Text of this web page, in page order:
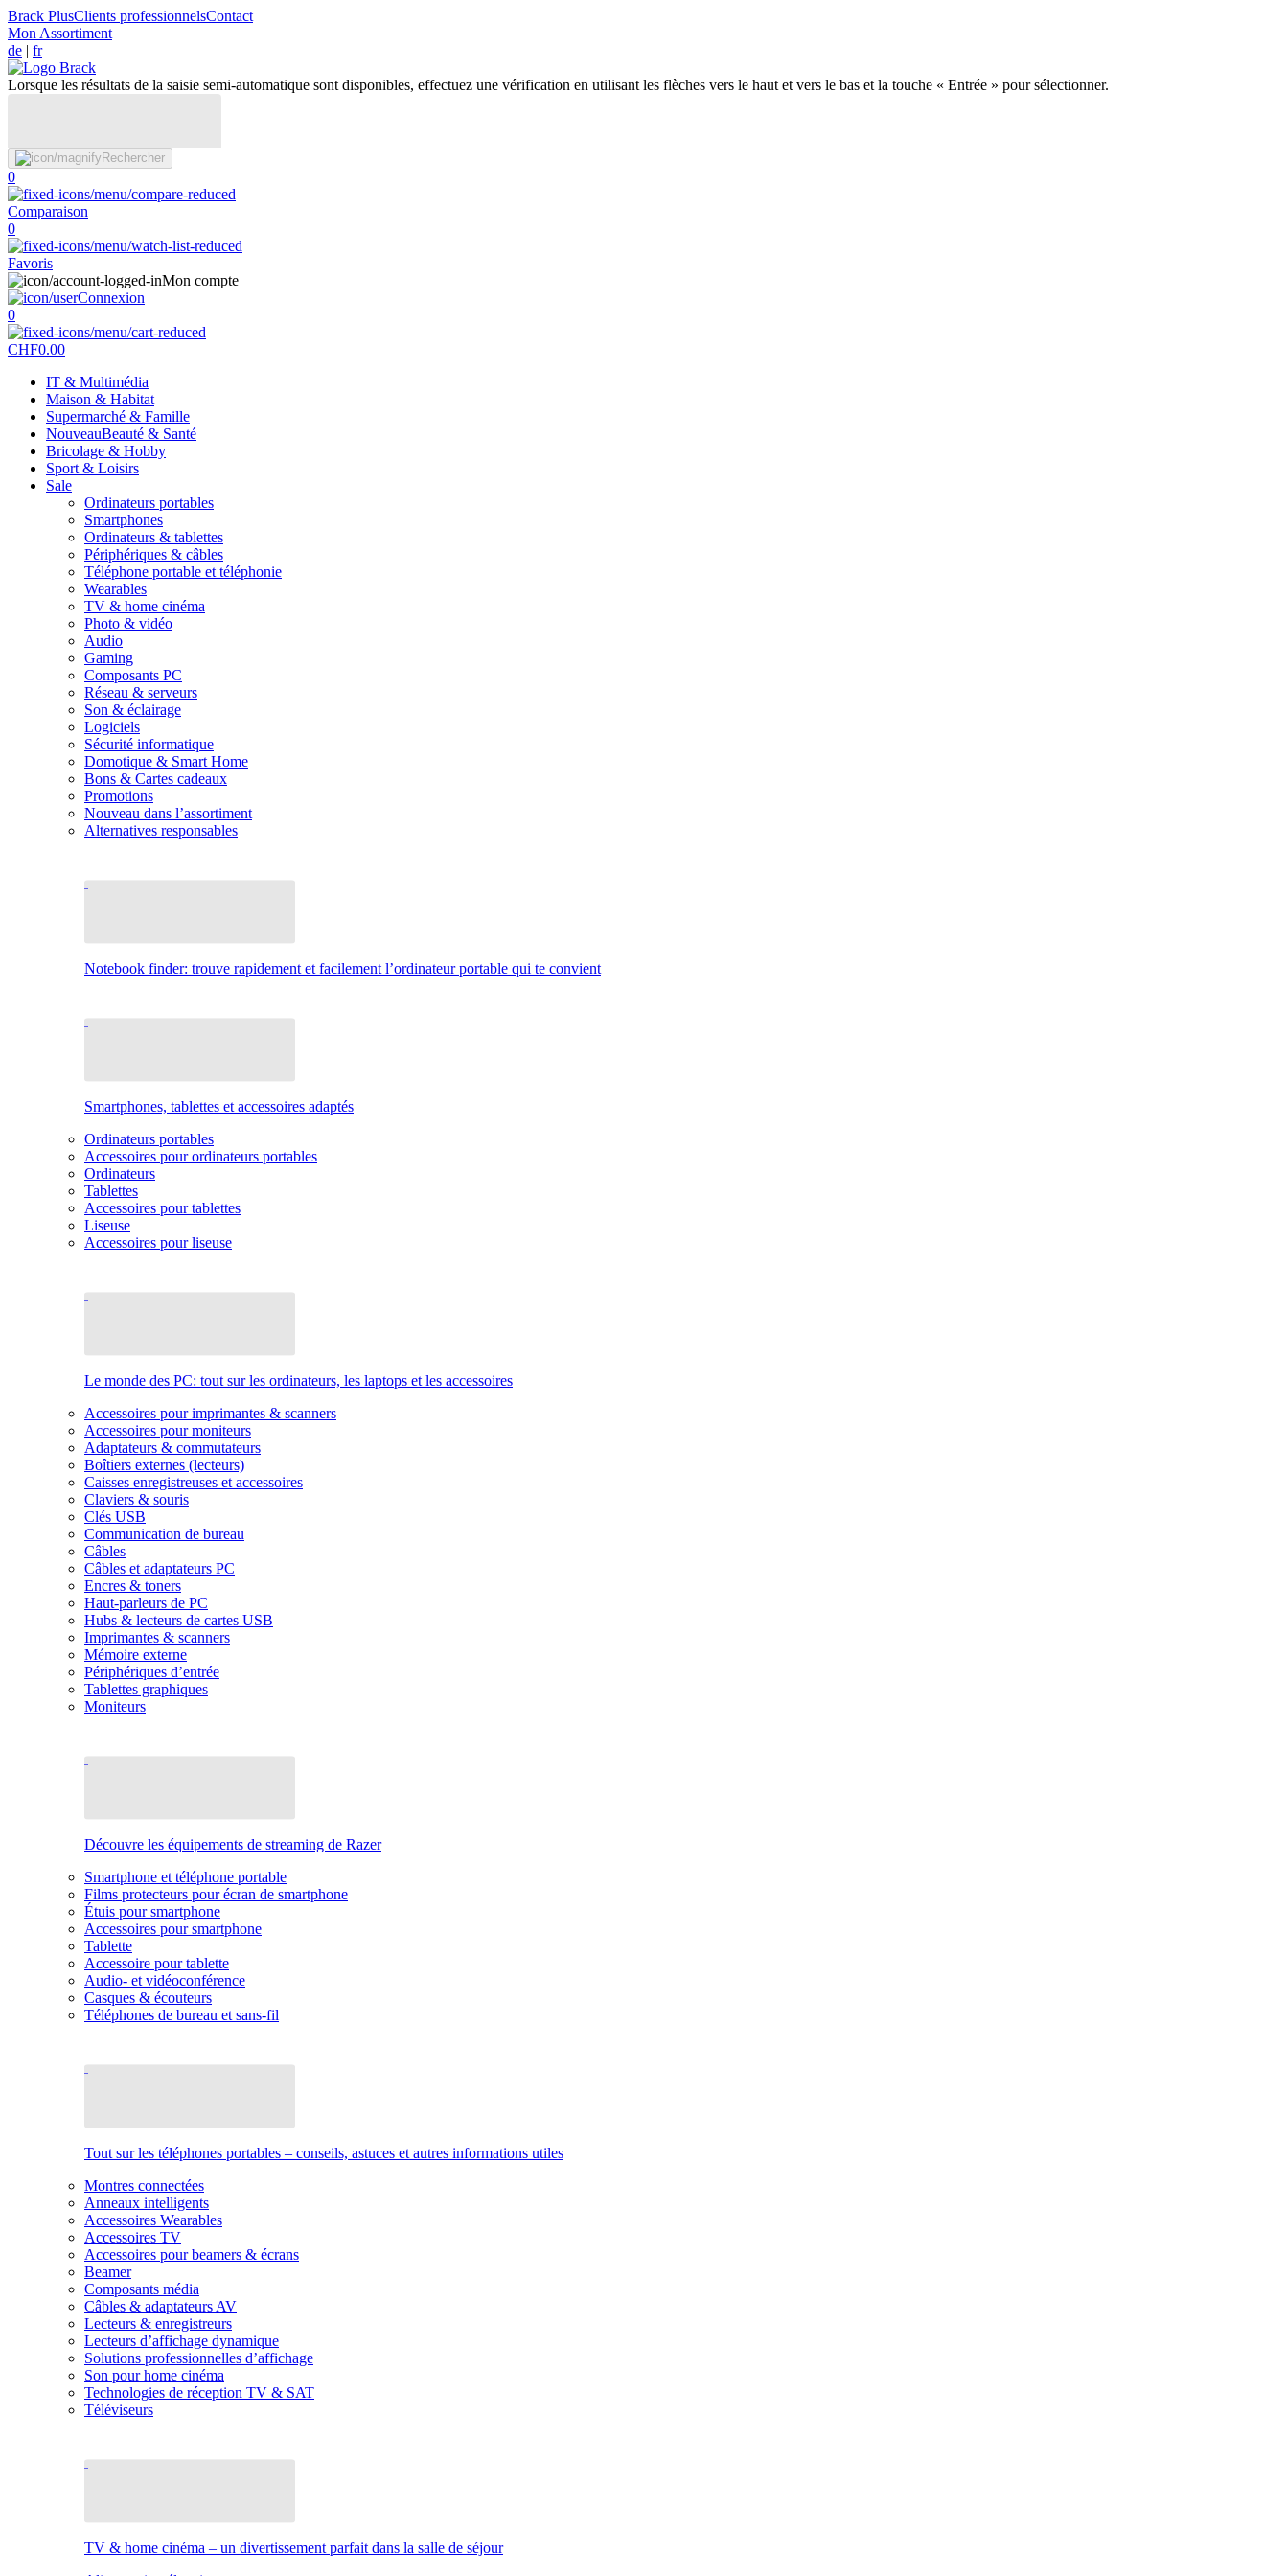
Brack PlusClients professionnelsContact
Mon Assortiment
de | fr
Lorsque les résultats de la saisie semi-automatique sont disponibles, effectuez une vérification en utilisant les flèches vers le haut et vers le bas et la touche « Entrée » pour sélectionner.
Rechercher
0
Comparaison
0
Favoris
Mon compte
Connexion
0
CHF0.00
IT & Multimédia
Maison & Habitat
Supermarché & Famille
NouveauBeauté & Santé
Bricolage & Hobby
Sport & Loisirs
Sale
Ordinateurs portables
Smartphones
Ordinateurs & tablettes
Périphériques & câbles
Téléphone portable et téléphonie
Wearables
TV & home cinéma
Photo & vidéo
Audio
Gaming
Composants PC
Réseau & serveurs
Son & éclairage
Logiciels
Sécurité informatique
Domotique & Smart Home
Bons & Cartes cadeaux
Promotions
Nouveau dans l’assortiment
Alternatives responsables
Notebook finder: trouve rapidement et facilement l’ordinateur portable qui te convient
Smartphones, tablettes et accessoires adaptés
Ordinateurs portables
Accessoires pour ordinateurs portables
Ordinateurs
Tablettes
Accessoires pour tablettes
Liseuse
Accessoires pour liseuse
Le monde des PC: tout sur les ordinateurs, les laptops et les accessoires
Accessoires pour imprimantes & scanners
Accessoires pour moniteurs
Adaptateurs & commutateurs
Boîtiers externes (lecteurs)
Caisses enregistreuses et accessoires
Claviers & souris
Clés USB
Communication de bureau
Câbles
Câbles et adaptateurs PC
Encres & toners
Haut-parleurs de PC
Hubs & lecteurs de cartes USB
Imprimantes & scanners
Mémoire externe
Périphériques d’entrée
Tablettes graphiques
Moniteurs
Découvre les équipements de streaming de Razer
Smartphone et téléphone portable
Films protecteurs pour écran de smartphone
Étuis pour smartphone
Accessoires pour smartphone
Tablette
Accessoire pour tablette
Audio- et vidéoconférence
Casques & écouteurs
Téléphones de bureau et sans-fil
Tout sur les téléphones portables – conseils, astuces et autres informations utiles
Montres connectées
Anneaux intelligents
Accessoires Wearables
Accessoires TV
Accessoires pour beamers & écrans
Beamer
Composants média
Câbles & adaptateurs AV
Lecteurs & enregistreurs
Lecteurs d’affichage dynamique
Solutions professionnelles d’affichage
Son pour home cinéma
Technologies de réception TV & SAT
Téléviseurs
TV & home cinéma – un divertissement parfait dans la salle de séjour